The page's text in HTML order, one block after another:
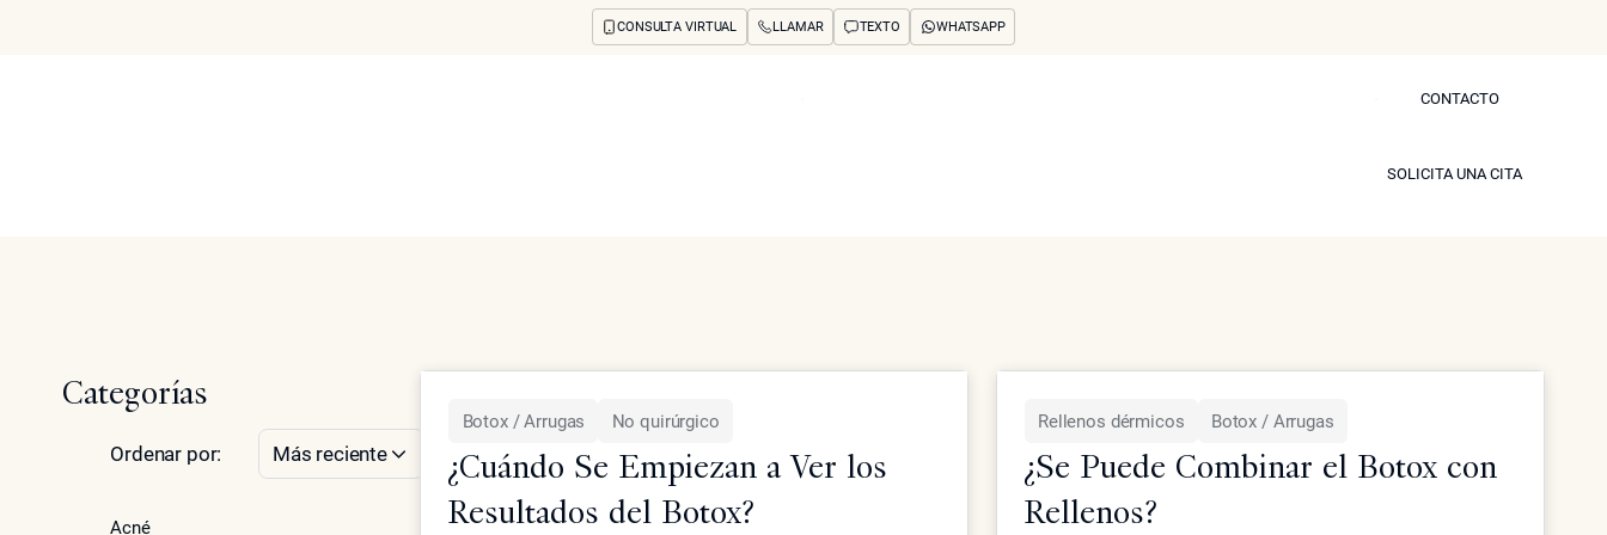
CONSULTA VIRTUAL LLAMAR TEXTO WHATSAPP
CONTACTO
SOLICITA UNA CITA
Categorías
Ordenar por: Más reciente
Acné
Botox / Arrugas No quirúrgico
¿Cuándo Se Empiezan a Ver los
Resultados del Botox?
Rellenos dérmicos Botox / Arrugas
¿Se Puede Combinar el Botox con
Rellenos?